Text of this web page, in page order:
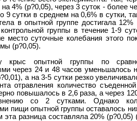
4% (р?0,05), через 3 суток - более
9 сутки в среднем на 0,6% в сутки,
в опытной группе достигала 12%
группы в течение 1-9
место суточные колебания этого
(р?0,05).
крыс опытной группы по
через 24 и 48 часов уменьшалось
а на 3-5 сутки резко
отравления количество
повышалось в 2,6 раза, а через
со 2 сутками. Однако
пищи опытной группы оставалось
эта разница составляла 20% (р?0,05)